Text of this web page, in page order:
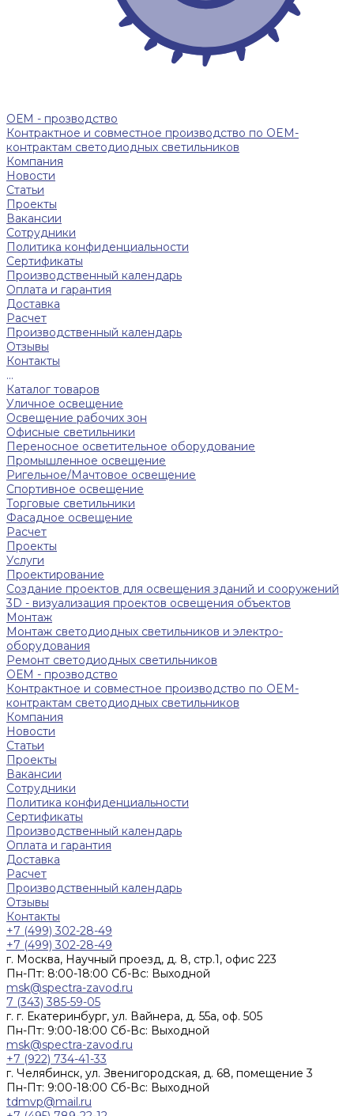
ОЕМ - прозводство
Контрактное и совместное производство по OEM-
контрактам светодиодных светильников
Компания
Новости
Статьи
Проекты
Вакансии
Сотрудники
Политика конфиденциальности
Сертификаты
Производственный календарь
Оплата и гарантия
Доставка
Расчет
Производственный календарь
Отзывы
Контакты
...
Каталог товаров
Уличное освещение
Освещение рабочих зон
Офисные светильники
Переносное осветительное оборудование
Промышленное освещение
Ригельное/Мачтовое освещение
Спортивное освещение
Торговые светильники
Фасадное освещение
Расчет
Проекты
Услуги
Проектирование
Создание проектов для освещения зданий и сооружений
3D - визуализация проектов освещения объектов
Монтаж
Монтаж светодиодных светильников и электро-
оборудования
Ремонт светодиодных светильников
ОЕМ - прозводство
Контрактное и совместное производство по OEM-
контрактам светодиодных светильников
Компания
Новости
Статьи
Проекты
Вакансии
Сотрудники
Политика конфиденциальности
Сертификаты
Производственный календарь
Оплата и гарантия
Доставка
Расчет
Производственный календарь
Отзывы
Контакты
+7 (499) 302-28-49
+7 (499) 302-28-49
г. Москва, Научный проезд, д. 8, стр.1, офис 223
Пн-Пт: 8:00-18:00 Cб-Вс: Выходной
msk@spectra-zavod.ru
7 (343) 385-59-05
г. г. Екатеринбург, ул. Вайнера, д. 55а, оф. 505
Пн-Пт: 9:00-18:00 Cб-Вс: Выходной
msk@spectra-zavod.ru
+7 (922) 734-41-33
г. Челябинск, ул. Звенигородская, д. 68, помещение 3
Пн-Пт: 9:00-18:00 Cб-Вс: Выходной
tdmvp@mail.ru